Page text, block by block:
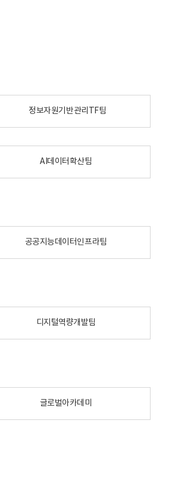
정보자원기반관리TF팀
AI데이터확산팀
공공지능데이터인프라팀
디지털역량개발팀
글로벌아카데미